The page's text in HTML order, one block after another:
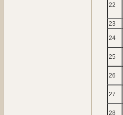
22
23
24
25
26
27
28